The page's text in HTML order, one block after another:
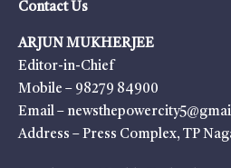
Contact Us
ARJUN MUKHERJEE
Editor-in-Chief
Mobile – 98279 84900
Email –
Address – Press Complex, TP